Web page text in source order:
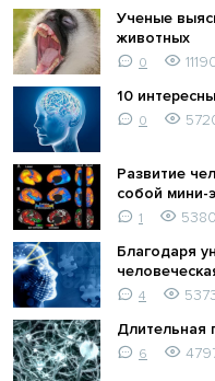
Ученые
животных
0
10
0
Развитие
собой
1
Благодаря
4
Длительная
6